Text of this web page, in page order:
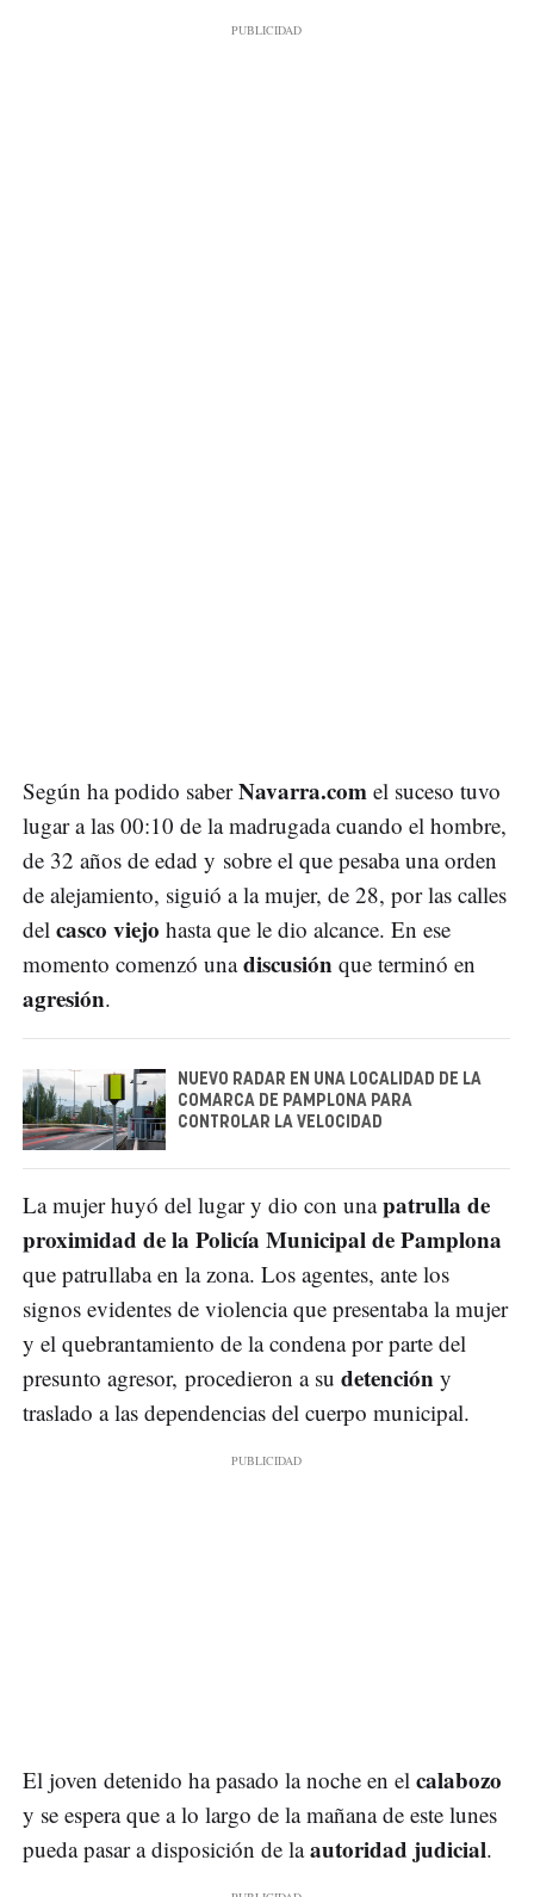
Según ha podido saberNavarra.com el suceso tuvo
lugar a las 00:10 de la madrugada cuando el hombre,
de 32 años de edad y sobre el que pesaba una orden
de alejamiento, siguió a la mujer, de 28, por las calles
del casco viejo hasta que le dio alcance. En ese
momento comenzó unadiscusión que terminó en
agresión.
NUEVO RADAR EN UNA LOCALIDAD DE LA
COMARCA DE PAMPLONA PARA
CONTROLAR LA VELOCIDAD
La mujer huyó del lugar y dio con unapatrulla de
proximidad de la Policía Municipal de Pamplona
que patrullaba en la zona. Los agentes, ante los
signos evidentes de violencia que presentaba la mujer
y el quebrantamiento de la condena por parte del
presunto agresor, procedieron a su detención y
traslado a las dependencias del cuerpo municipal.
El joven detenido ha pasado la noche en el calabozo
y se espera que a lo largo de la mañana de este lunes
pueda pasar a disposición de laautoridad judicial.